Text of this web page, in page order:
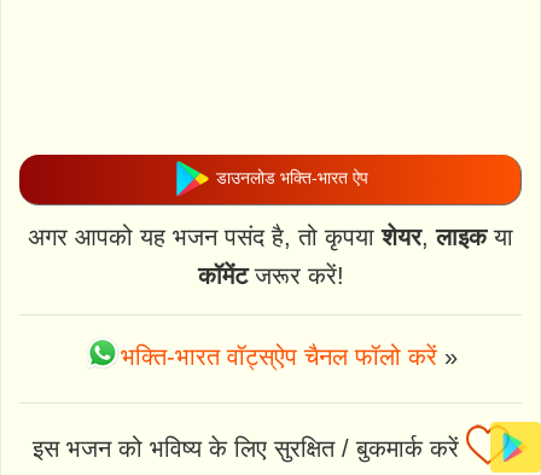
डाउनलोड भक्ति-भारत ऐप
अगर आपको यह भजन पसंद है, तो कृपयाशेयर,लाइकया
कॉमेंटजरूर करें!
भक्ति-भारत वॉट्स्ऐप चैनल फॉलो करें»
इस भजन को भविष्य के लिए सुरक्षित / बुकमार्क करें